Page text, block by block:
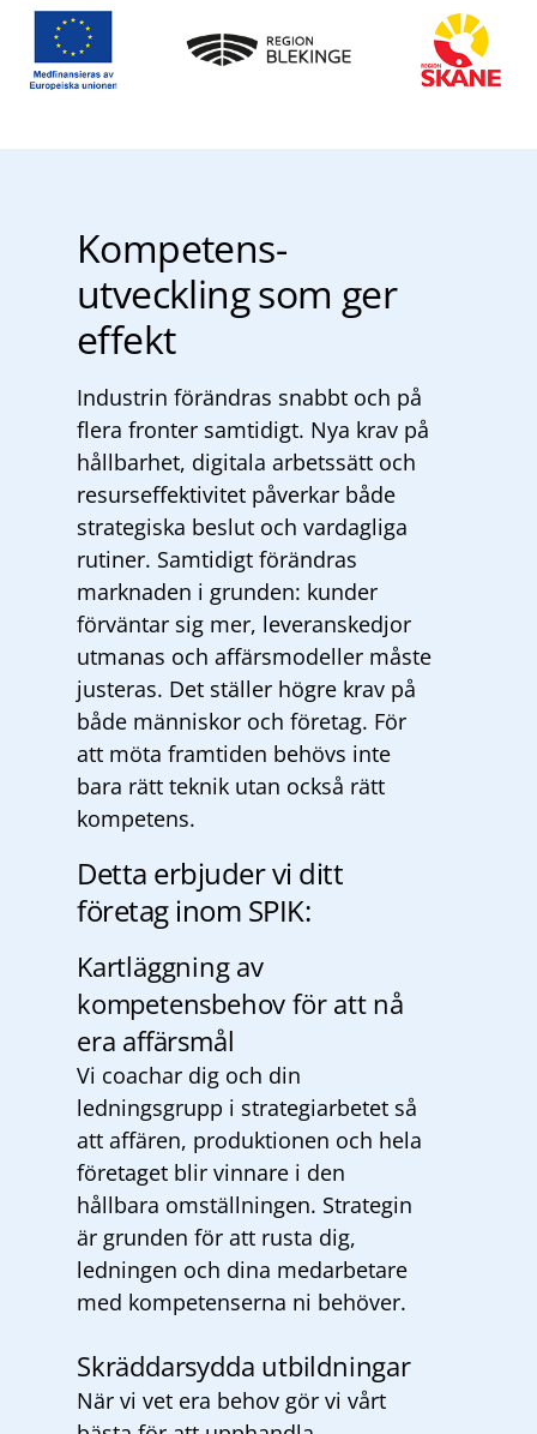
Kompetens-
utveckling som ger
effekt
Industrin förändras snabbt och på
flera fronter samtidigt. Nya krav på
hållbarhet, digitala arbetssätt och
resurseffektivitet påverkar både
strategiska beslut och vardagliga
rutiner. Samtidigt förändras
marknaden i grunden: kunder
förväntar sig mer, leveranskedjor
utmanas och affärsmodeller måste
justeras. Det ställer högre krav på
både människor och företag. För
att möta framtiden behövs inte
bara rätt teknik utan också rätt
kompetens.
Detta erbjuder vi ditt
företag inom SPIK:
Kartläggning av
kompetensbehov för att nå
era affärsmål
Vi coachar dig och din
ledningsgrupp i strategiarbetet så
att affären, produktionen och hela
företaget blir vinnare i den
hållbara omställningen. Strategin
är grunden för att rusta dig,
ledningen och dina medarbetare
med kompetenserna ni behöver.
Skräddarsydda utbildningar
När vi vet era behov gör vi vårt